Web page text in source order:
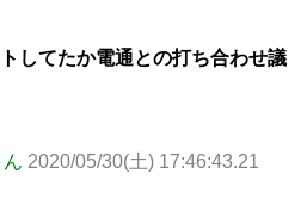
してたか電通との打ち合わせ議
2020/05/30(土) 17:46:43.21